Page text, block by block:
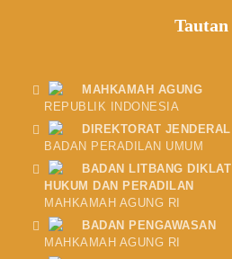
Tautan
MAHKAMAH AGUNG
REPUBLIK INDONESIA
DIREKTORAT JENDERAL
BADAN PERADILAN UMUM
BADAN LITBANG DIKLAT
HUKUM DAN PERADILAN
MAHKAMAH AGUNG RI
BADAN PENGAWASAN
MAHKAMAH AGUNG RI